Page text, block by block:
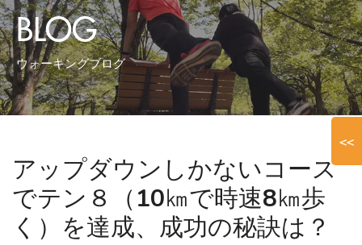
BLOG
ウォーキングブログ
アップダウンしかないコース
でテン８（10㎞で時速8㎞歩
く）を達成、成功の秘訣は？
<<